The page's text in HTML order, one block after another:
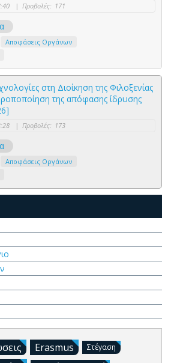
| Προβολές: 171
Αποφάσεις Οργάνων
στη Διοίκηση της Φιλοξενίας
της απόφασης ίδρυσης
| Προβολές: 173
Αποφάσεις Οργάνων
Erasmus Στέγαση